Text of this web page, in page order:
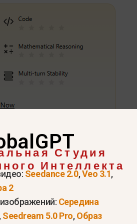
3.1 прямо сейчас >
в Veo
Студия
Интеллекта
Seedance 2.0,Veo 3.1,
2
Середина
,Seedream 5.0 Pro,Образ